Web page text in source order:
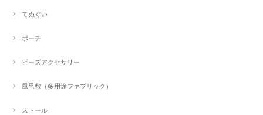
てぬぐい
ポーチ
ビーズアクセサリー
風呂敷（多用途ファブリック）
ストール